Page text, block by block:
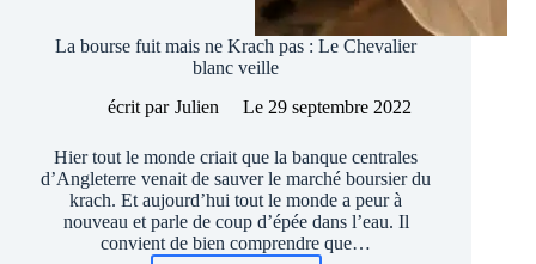
La bourse fuit mais ne Krach pas : Le Chevalier
blanc veille
écrit par Julien Le 29 septembre 2022
Hier tout le monde criait que la banque centrales
d’Angleterre venait de sauver le marché boursier du
krach. Et aujourd’hui tout le monde a peur à
nouveau et parle de coup d’épée dans l’eau. Il
convient de bien comprendre que…